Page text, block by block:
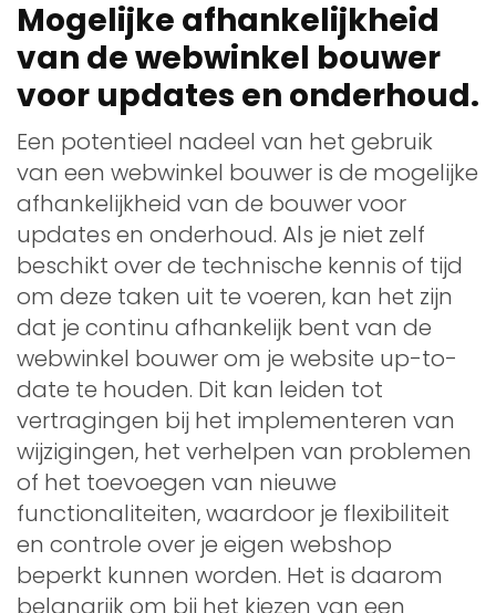
Mogelijke afhankelijkheid
van de webwinkel bouwer
voor updates en onderhoud.
Een potentieel nadeel van het gebruik
van een webwinkel bouwer is de mogelijke
afhankelijkheid van de bouwer voor
updates en onderhoud. Als je niet zelf
beschikt over de technische kennis of tijd
om deze taken uit te voeren, kan het zijn
dat je continu afhankelijk bent van de
webwinkel bouwer om je website up-to-
date te houden. Dit kan leiden tot
vertragingen bij het implementeren van
wijzigingen, het verhelpen van problemen
of het toevoegen van nieuwe
functionaliteiten, waardoor je flexibiliteit
en controle over je eigen webshop
beperkt kunnen worden. Het is daarom
belangrijk om bij het kiezen van een